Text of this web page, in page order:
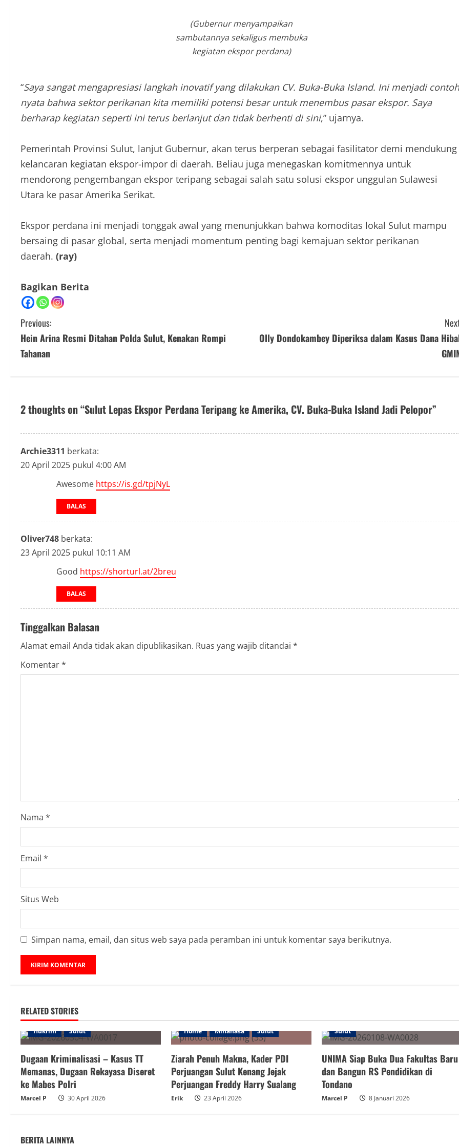
(Gubernur menyampaikan
sambutannya sekaligus membuka
kegiatan ekspor perdana)
“Saya sangat mengapresiasi langkah inovatif yang dilakukan CV. Buka-Buka Island. Ini menjadi contoh
nyata bahwa sektor perikanan kita memiliki potensi besar untuk menembus pasar ekspor. Saya
berharap kegiatan seperti ini terus berlanjut dan tidak berhenti di sini,” ujarnya.
Pemerintah Provinsi Sulut, lanjut Gubernur, akan terus berperan sebagai fasilitator demi mendukung
kelancaran kegiatan ekspor-impor di daerah. Beliau juga menegaskan komitmennya untuk
mendorong pengembangan ekspor teripang sebagai salah satu solusi ekspor unggulan Sulawesi
Utara ke pasar Amerika Serikat.
Ekspor perdana ini menjadi tonggak awal yang menunjukkan bahwa komoditas lokal Sulut mampu
bersaing di pasar global, serta menjadi momentum penting bagi kemajuan sektor perikanan
daerah. (ray)
Bagikan Berita
C
o
i
n
u
e
e
a
d
n
g
Previous:
Hein Arina Resmi Ditahan Polda Sulut, Kenakan Rompi
Tahanan
Olly Dondokambey Diperiksa dalam Kasus Dana
2 thoughts on “Sulut Lepas Ekspor Perdana Teripang ke Amerika, CV. Buka-Buka Island Jadi Pelopor”
Archie3311 berkata:
20 April 2025 pukul 4:00 AM
Awesome https://is.gd/tpjNyL
BALAS
Oliver748 berkata:
23 April 2025 pukul 10:11 AM
Good https://shorturl.at/2breu
BALAS
Tinggalkan Balasan
Alamat email Anda tidak akan dipublikasikan. Ruas yang wajib ditandai *
Komentar*
Nama *
Email *
Situs Web
Simpan nama, email, dan situs web saya pada peramban ini untuk komentar saya berikutnya.
RELATED STORIES
Hukrim Sulut
Dugaan Kriminalisasi – Kasus TT
Memanas, Dugaan Rekayasa Diseret
ke Mabes Polri
Marcel P 30 April 2026
Home Minahasa Sulut
Ziarah Penuh Makna, Kader PDI
Perjuangan Sulut Kenang Jejak
Perjuangan Freddy Harry Sualang
Erik 23 April 2026
Sulut
UNIMA Siap Buka Dua Fakultas Baru
dan Bangun RS Pendidikan di
Tondano
Marcel P 8 Januari 2026
BERITA LAINNYA